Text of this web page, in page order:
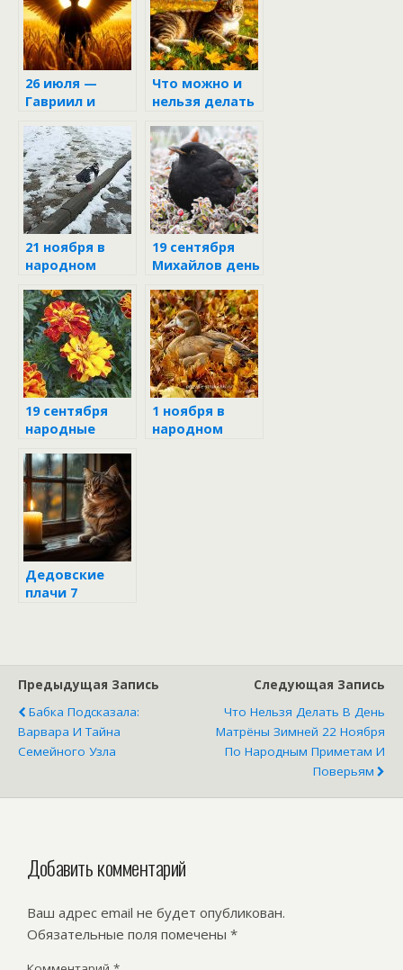
26 июля —
Гавриил и
Архангел берёт
в руки серп
Что можно и
нельзя делать
Михайлов день
21 ноября в
народном
19 сентября
Михайлов день
19 сентября
народные
поверья
1 ноября в
народном
Дедовские
плачи 7
навлечь беду
Предыдущая Запись
Бабка Подсказала:
Варвара И Тайна
Семейного Узла
Следующая Запись
Что Нельзя Делать В День
Матрёны Зимней 22 Ноября
По Народным Приметам И
Поверьям
Добавить комментарий
Ваш адрес email не будет опубликован.
Обязательные поля помечены *